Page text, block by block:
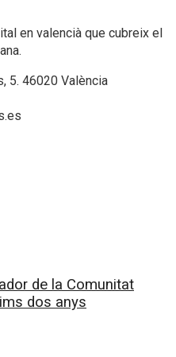
en valencià que cubreix el
5. 46020 València
de la Comunitat
dos anys